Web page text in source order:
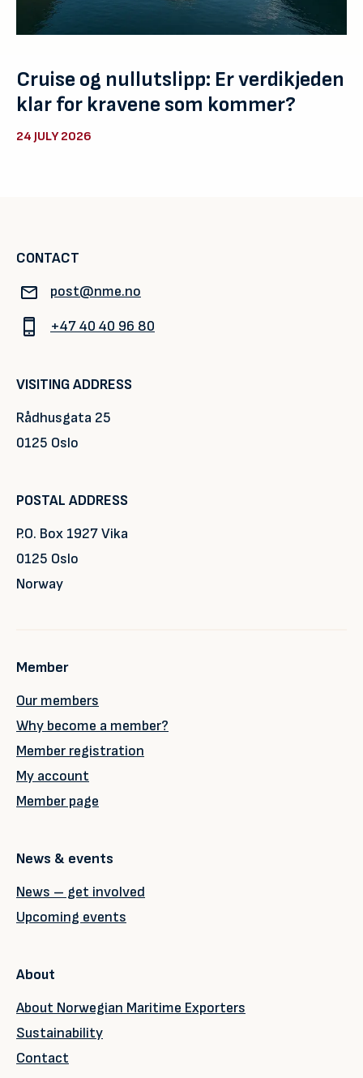
Cruise og nullutslipp: Er verdikjeden
klar for kravene som kommer?
24 JULY 2026
CONTACT
post@nme.no
+47 40 40 96 80
VISITING ADDRESS
Rådhusgata 25
0125 Oslo
POSTAL ADDRESS
P.O. Box 1927 Vika
0125 Oslo
Norway
Member
Our members
Why become a member?
Member registration
My account
Member page
News & events
News – get involved
Upcoming events
About
About Norwegian Maritime Exporters
Sustainability
Contact